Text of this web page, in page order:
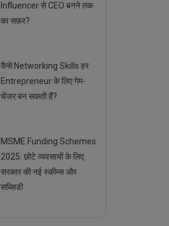
Influencer से CEO बनने तक
का सफ़र?
कैसे Networking Skills हर
Entrepreneur के लिए गेम-
चेंजर बन सकती हैं?
MSME Funding Schemes
2025: छोटे व्यवसायों के लिए
सरकार की नई स्कीम्स और
सब्सिडी